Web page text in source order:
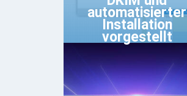
automatisierter
Installation
vorgestellt